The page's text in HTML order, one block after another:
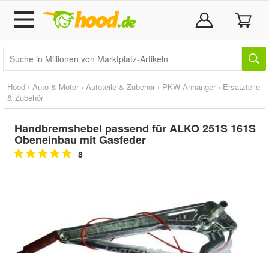
Hood › Auto & Motor › Autoteile & Zubehör › PKW-Anhänger › Ersatzteile
& Zubehör
Handbremshebel passend für ALKO 251S 161S
Obeneinbau mit Gasfeder
8